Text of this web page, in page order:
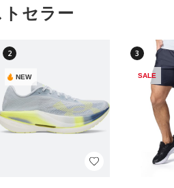
セラー
2
NEW
3
SALE